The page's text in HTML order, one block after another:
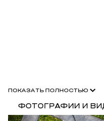
ПОКАЗАТЬ ПОЛНОСТЬЮ
ФОТОГРАФИИ И